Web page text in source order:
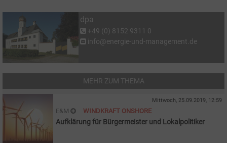
dpa
+49 (0) 8152 9311 0
info@energie-und-management.de
MEHR ZUM THEMA
Mittwoch, 25.09.2019, 12:59
E&M WINDKRAFT ONSHORE
Aufklärung für Bürgermeister und Lokalpolitiker